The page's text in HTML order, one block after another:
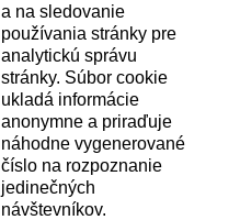
a na sledovanie
používania stránky pre
analytickú správu
stránky. Súbor cookie
ukladá informácie
anonymne a priraďuje
náhodne vygenerované
číslo na rozpoznanie
jedinečných
návštevníkov.